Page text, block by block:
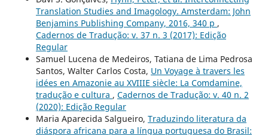
Translation Studies and Imagology. Amsterdam: John
Benjamins Publishing Company, 2016, 340 p ,
Cadernos de Tradução: v. 37 n. 3 (2017): Edição
Regular
Samuel Lucena de Medeiros, Tatiana de Lima Pedrosa
Santos, Walter Carlos Costa, Un Voyage à travers les
idées en Amazonie au XVIIIE siècle: La Comdamine,
tradução e cultura , Cadernos de Tradução: v. 40 n. 2
(2020): Edição Regular
Maria Aparecida Salgueiro, Traduzindo literatura da
diáspora africana para a língua portuguesa do Brasil: